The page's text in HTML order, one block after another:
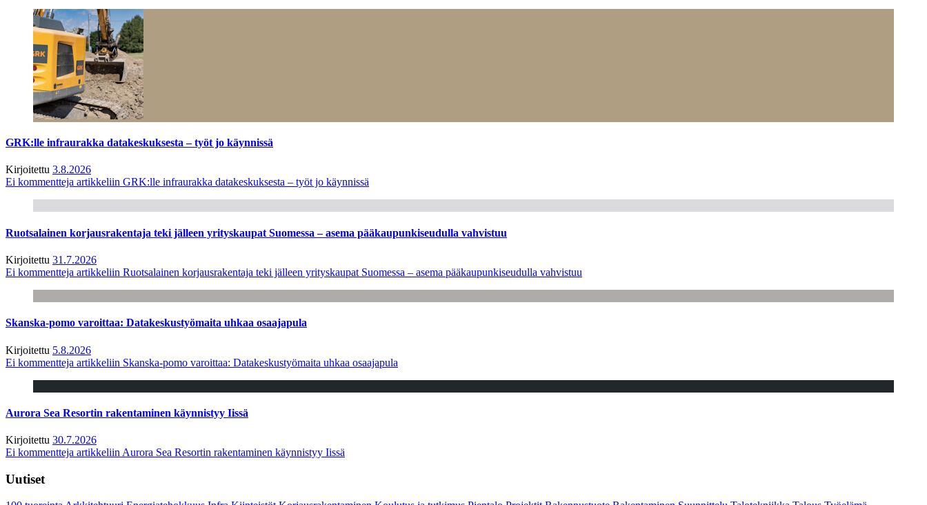
GRK:lle infraurakka datakeskuksesta – työt jo käynnissä
Kirjoitettu 3.8.2026
Ei kommentteja artikkeliin GRK:lle infraurakka datakeskuksesta – työt jo käynnissä
Ruotsalainen korjausrakentaja teki jälleen yrityskaupat Suomessa – asema pääkaupunkiseudulla vahvistuu
Kirjoitettu 31.7.2026
Ei kommentteja artikkeliin Ruotsalainen korjausrakentaja teki jälleen yrityskaupat Suomessa – asema pääkaupunkiseudulla vahvistuu
Skanska-pomo varoittaa: Datakeskustyömaita uhkaa osaajapula
Kirjoitettu 5.8.2026
Ei kommentteja artikkeliin Skanska-pomo varoittaa: Datakeskustyömaita uhkaa osaajapula
Aurora Sea Resortin rakentaminen käynnistyy Iissä
Kirjoitettu 30.7.2026
Ei kommentteja artikkeliin Aurora Sea Resortin rakentaminen käynnistyy Iissä
Uutiset